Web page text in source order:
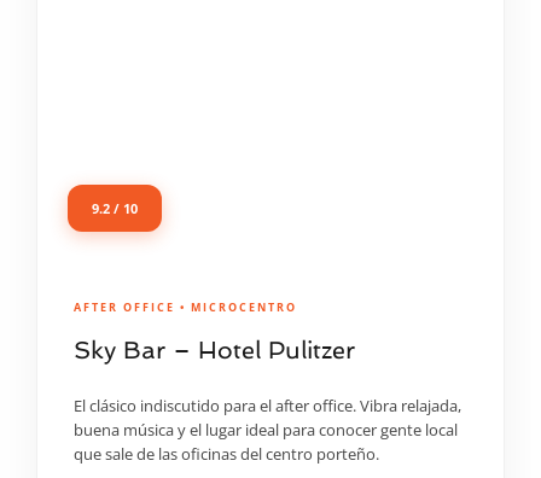
9.2 / 10
AFTER OFFICE • MICROCENTRO
Sky Bar – Hotel Pulitzer
El clásico indiscutido para el after office. Vibra relajada,
buena música y el lugar ideal para conocer gente local
que sale de las oficinas del centro porteño.